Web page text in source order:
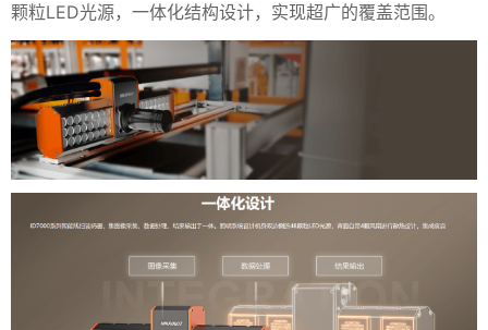
颗粒LED光源，一体化结构设计，实现超广的覆盖范围。